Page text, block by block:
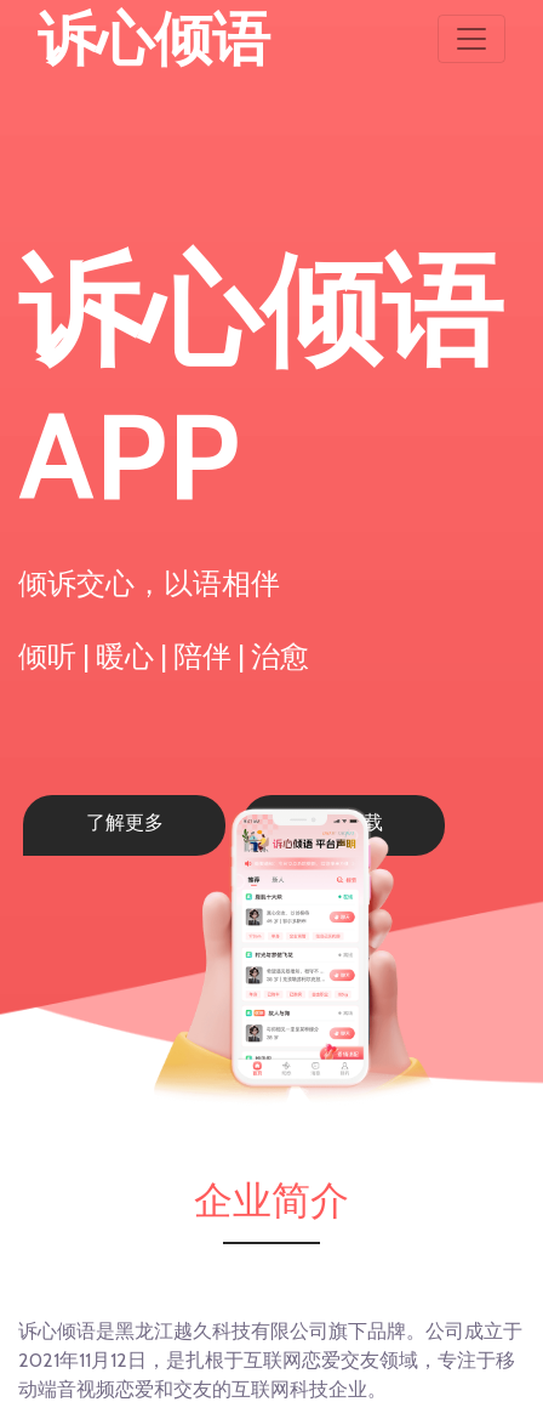
诉心倾语
诉心倾语
APP
倾诉交心，以语相伴
倾听 | 暖心 | 陪伴 | 治愈
了解更多 立即下载
企业简介
诉心倾语是黑龙江越久科技有限公司旗下品牌。公司成立于
2021年11月12日，是扎根于互联网恋爱交友领域，专注于移
动端音视频恋爱和交友的互联网科技企业。